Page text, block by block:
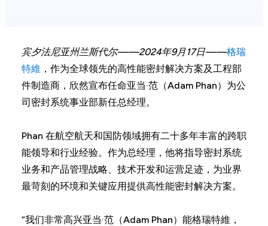
宾夕法尼亚州兰斯代尔——2024年9月17日——格瑞
特維 ，作为全球领先的高性能密封解决方案及工程部
件制造商，欣然宣布任命亚当·范（Adam Phan）为公
司密封系统事业部新任总经理。
Phan 在航空航天和国防领域拥有二十多年丰富的跨职
能领导和行业经验。作为总经理，他将指导密封系统
业务和产品管理战略、技术开发和运营足迹，为业界
最苛刻的环境和关键应用提供高性能密封解决方案。
“我们非常高兴亚当·范（Adam Phan）能格瑞特維，